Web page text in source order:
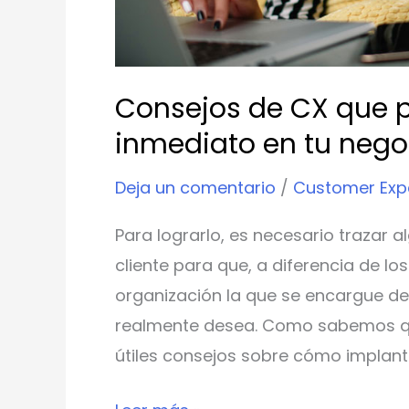
Consejos de CX que
inmediato en tu
Deja un comentario / Customer
Para lograrlo, es necesario trazar
cliente para que, a diferencia de
organización la que se encargue
realmente desea. Como sabemos
útiles consejos sobre cómo